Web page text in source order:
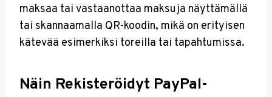
maksaa tai vastaanottaa maksuja näyttämällä
tai skannaamalla QR-koodin, mikä on erityisen
kätevää esimerkiksi toreilla tai tapahtumissa.
Näin Rekisteröidyt PayPal-